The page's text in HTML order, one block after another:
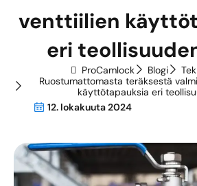
venttiilien
eri
ProCamlock Blogi
Ruostumattomasta teräksestä
käyttötapauksia eri
12. lokakuuta 2024